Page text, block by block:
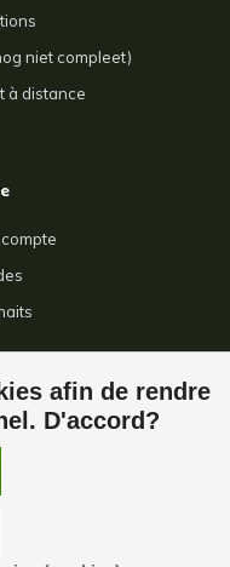
afin de rendre
D'accord?
niet compleet)
à distance